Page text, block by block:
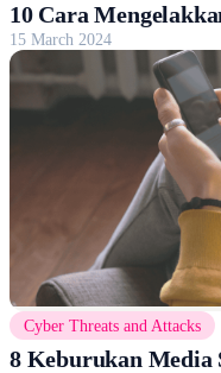
10 Cara
15 March 2024
Cyber Threats and Attacks
8 Keburukan Media